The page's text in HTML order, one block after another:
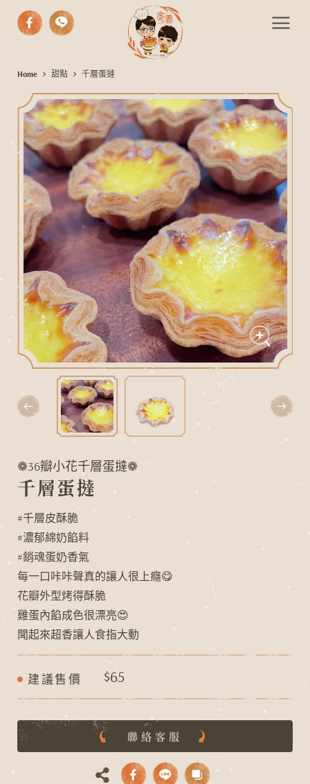
G
N
I
D
層
蛋
撻
手作麵包
期間限定
伴手禮
活動餐會
最新消息
聯絡我們
Home 甜點 千層蛋撻
❁36瓣小花千層蛋撻❁
千層蛋撻
#千層皮酥脆
#濃郁綿奶餡料
#銷魂蛋奶香氣
每一口咔咔聲真的讓人很上癮😋
花瓣外型烤得酥脆
雞蛋內餡成色很漂亮😍
聞起來超香讓人食指大動
建議售價 $65
聯絡客服